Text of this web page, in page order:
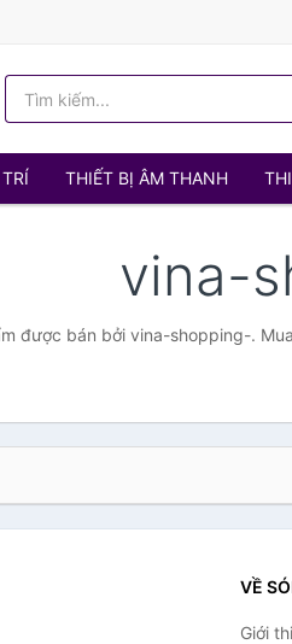
THIẾT BỊ ÂM THANH
vina-
được bán bởi vina-shopping-.
VỀ
Giới